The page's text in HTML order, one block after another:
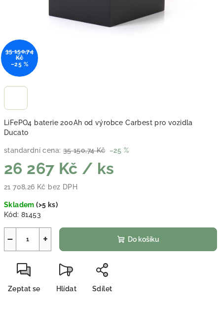
LiFePO4 baterie 200Ah od výrobce Carbest pro vozidla
Ducato
standardní cena: 35 150,74 Kč –25 %
26 267 Kč / ks
21 708,26 Kč bez DPH
Skladem(>5 ks)
Kód: 81453
+
− Do košíku
Zeptat se Hlídat Sdílet
35 150,74
Kč
–25 %